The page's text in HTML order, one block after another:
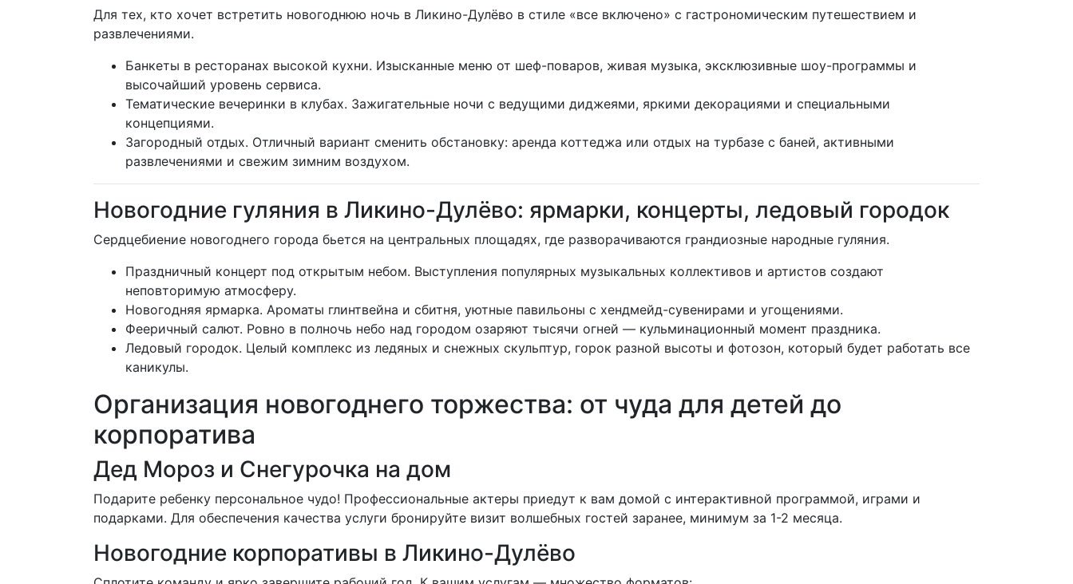
Для тех, кто хочет встретить новогоднюю ночь в Ликино-Дулёво в стиле «все включено» с гастрономическим путешествием и
развлечениями.
Банкеты в ресторанах высокой кухни. Изысканные меню от шеф-поваров, живая музыка, эксклюзивные шоу-программы и
высочайший уровень сервиса.
Тематические вечеринки в клубах. Зажигательные ночи с ведущими диджеями, яркими декорациями и специальными
концепциями.
Загородный отдых. Отличный вариант сменить обстановку: аренда коттеджа или отдых на турбазе с баней, активными
развлечениями и свежим зимним воздухом.
Новогодние гуляния в Ликино-Дулёво: ярмарки, концерты, ледовый городок
Сердцебиение новогоднего города бьется на центральных площадях, где разворачиваются грандиозные народные гуляния.
Праздничный концерт под открытым небом. Выступления популярных музыкальных коллективов и артистов создают
неповторимую атмосферу.
Новогодняя ярмарка. Ароматы глинтвейна и сбитня, уютные павильоны с хендмейд-сувенирами и угощениями.
Фееричный салют. Ровно в полночь небо над городом озаряют тысячи огней — кульминационный момент праздника.
Ледовый городок. Целый комплекс из ледяных и снежных скульптур, горок разной высоты и фотозон, который будет работать все
каникулы.
Организация новогоднего торжества: от чуда для детей до
корпоратива
Дед Мороз и Снегурочка на дом
Подарите ребенку персональное чудо! Профессиональные актеры приедут к вам домой с интерактивной программой, играми и
подарками. Для обеспечения качества услуги бронируйте визит волшебных гостей заранее, минимум за 1-2 месяца.
Новогодние корпоративы в Ликино-Дулёво